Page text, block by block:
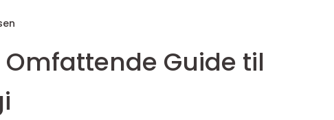
Omfattende Guide til